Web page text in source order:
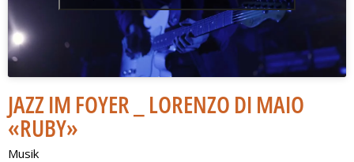
JAZZ IM FOYER _ LORENZO DI MAIO
«RUBY»
Musik